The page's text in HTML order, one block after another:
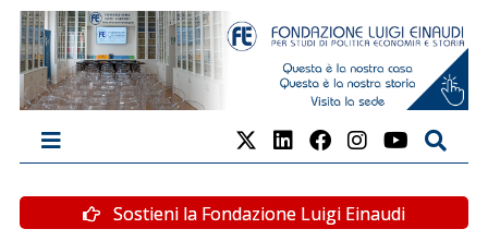
Sostieni la Fondazione Luigi Einaudi